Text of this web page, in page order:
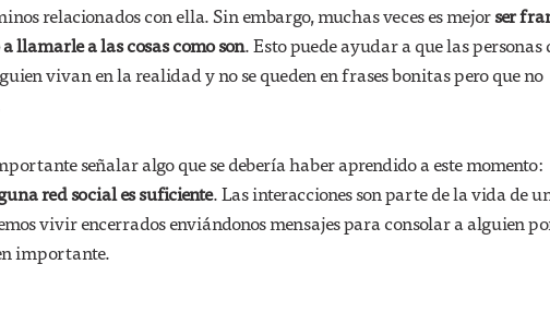
relacionados con ella. Sin embargo, muchas veces es mejorser
llamarle a las cosas como son. Esto puede ayudar a que las personas
vivan en la realidad y no se queden en frases bonitas pero que no
señalar algo que se debería haber aprendido a este momento:
red social es suficiente. Las interacciones son parte de la vida de
vivir encerrados enviándonos mensajes para consolar a alguien
importante.